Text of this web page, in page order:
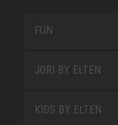
FUN
JORI BY ELTEN
KIDS BY ELTEN